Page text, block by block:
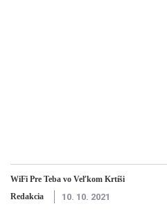
WiFi Pre Teba vo Veľkom Krtíši
Redakcia
10. 10. 2021